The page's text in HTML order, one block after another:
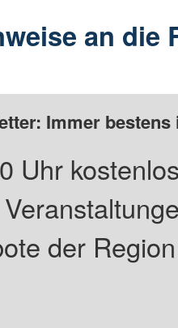
an die
Immer
Uhr
der